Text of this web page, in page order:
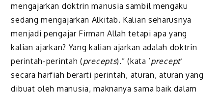
mengajarkan doktrin manusia sambil mengaku
sedang mengajarkan Alkitab. Kalian seharusnya
menjadi pengajar Firman Allah tetapi apa yang
kalian ajarkan? Yang kalian ajarkan adalah doktrin
perintah-perintah (precepts).” (kata ‘precept‘
secara harfiah berarti perintah, aturan, aturan yang
dibuat oleh manusia, maknanya sama baik dalam